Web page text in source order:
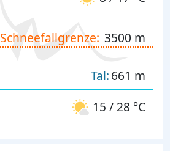
Schneefallgrenze: 3500 m
Tal:661 m
15 / 28 °C